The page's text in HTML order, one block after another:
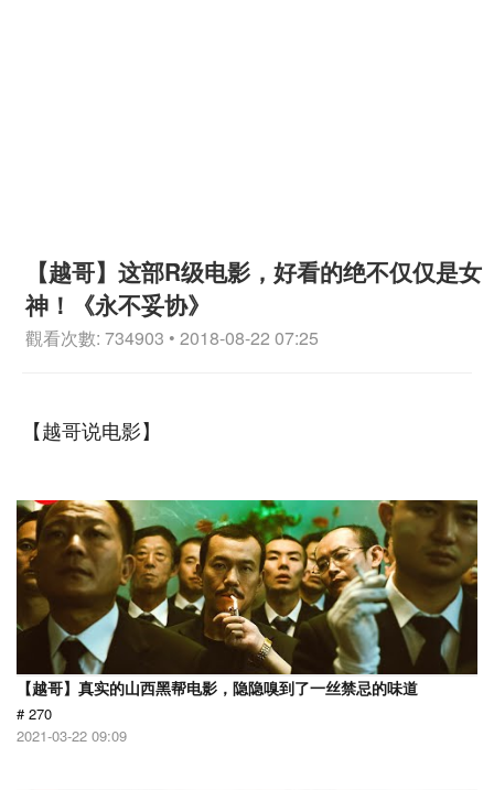
【越哥】这部R级电影，好看的绝不仅仅是女
神！《永不妥协》
觀看次數: 734903 • 2018-08-22 07:25
【越哥说电影】
【越哥】真实的山西黑帮电影，隐隐嗅到了一丝禁忌的味道
# 270
2021-03-22 09:09